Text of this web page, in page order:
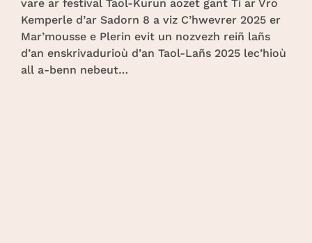
vare ar festival Taol-Kurun aozet gant Ti ar Vro
Kemperle d’ar Sadorn 8 a viz C’hwevrer 2025 er
Mar’mousse e Plerin evit un nozvezh reiñ lañs
d’an enskrivadurioù d’an Taol-Lañs 2025 lec’hioù
all a-benn nebeut…